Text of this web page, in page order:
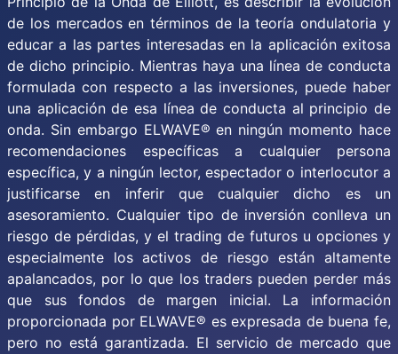
de los mercados en términos de la teoría ondulatoria y
educar a las partes interesadas en la aplicación exitosa
de dicho principio. Mientras haya una línea de conducta
formulada con respecto a las inversiones, puede haber
una aplicación de esa línea de conducta al principio de
onda. Sin embargo ELWAVE® en ningún momento hace
recomendaciones específicas a cualquier persona
específica, y a ningún lector, espectador o interlocutor a
justificarse en inferir que cualquier dicho es un
asesoramiento. Cualquier tipo de inversión conlleva un
riesgo de pérdidas, y el trading de futuros u opciones y
especialmente los activos de riesgo están altamente
apalancados, por lo que los traders pueden perder más
que sus fondos de margen inicial. La información
proporcionada por ELWAVE® es expresada de buena fe,
pero no está garantizada. El servicio de mercado que